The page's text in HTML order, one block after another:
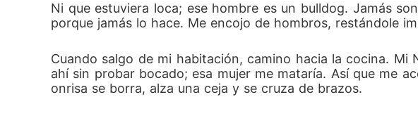
Ni que estuviera loca; ese hombre es un bulldog. Jamás
porque jamás lo hace. Me encojo de hombros, restándole
Cuando salgo de mi habitación, camino hacia la cocina.
ahí sin probar bocado; esa mujer me mataría. Así que me
onrisa se borra, alza una ceja y se cruza de brazos.